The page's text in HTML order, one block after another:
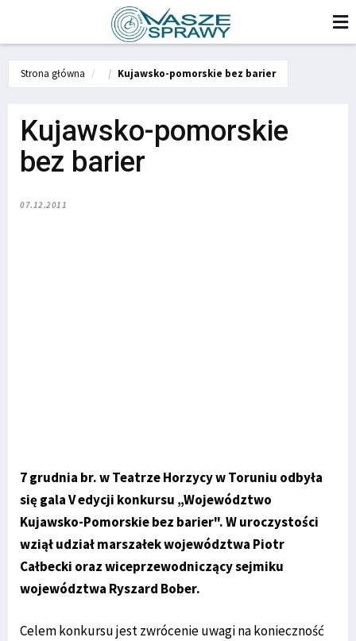
Strona główna Kujawsko-pomorskie bez barier
Kujawsko-pomorskie
bez barier
07.12.2011
7 grudnia br. w Teatrze Horzycy w Toruniu odbyła
się gala V edycji konkursu „Województwo
Kujawsko-Pomorskie bez barier". W uroczystości
wziął udział marszałek województwa Piotr
Całbecki oraz wiceprzewodniczący sejmiku
województwa Ryszard Bober.
Celem konkursu jest zwrócenie uwagi na konieczność